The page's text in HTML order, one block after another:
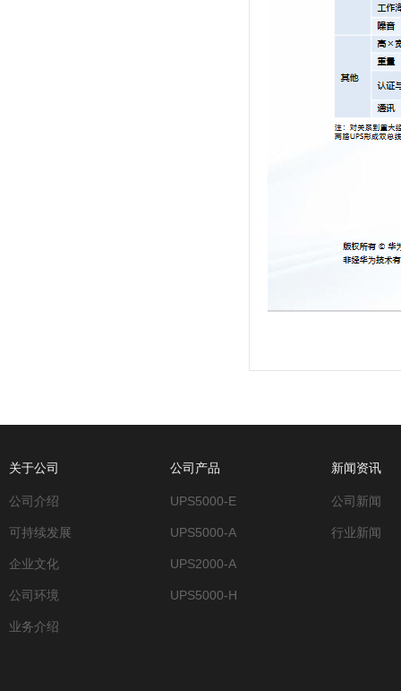
关于公司
公司介绍
可持续发展
企业文化
公司环境
业务介绍
公司产品
UPS5000-E
UPS5000-A
UPS2000-A
UPS5000-H
新闻资讯
公司新闻
行业新闻